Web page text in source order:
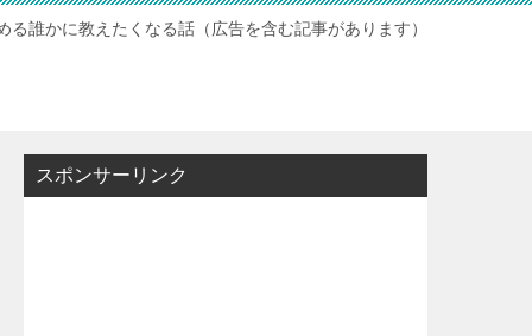
る誰かに教えたくなる話（広告を含む記事があります）
スポンサーリンク